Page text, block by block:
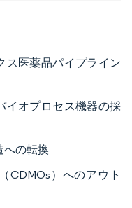
ス医薬品パイプライン
イオプロセス機器の採
への転換
CDMOs）へのアウト